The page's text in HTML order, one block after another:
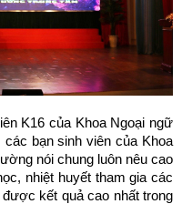
K16 của Khoa Ngoại ngữ
bạn sinh viên của Khoa
nói chung luôn nêu cao
nhiệt huyết tham gia các
kết quả cao nhất trong